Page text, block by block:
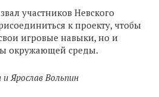
участников Невского
к проекту, чтобы
игровые навыки, но и
окружающей среды.
Ярослав Вольпин